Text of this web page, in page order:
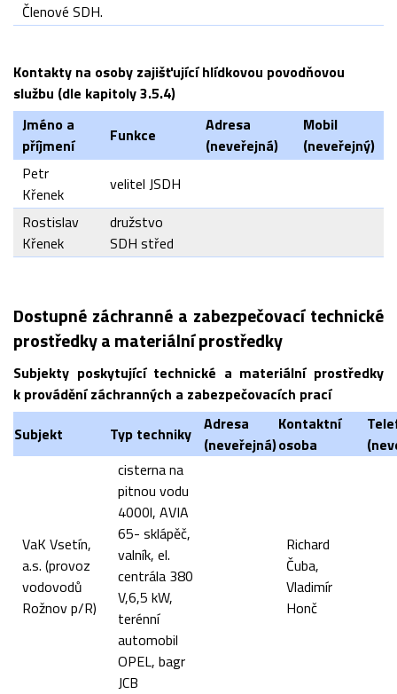
Členové SDH.
Kontakty na osoby zajišťující hlídkovou povodňovou
službu (dle kapitoly 3.5.4)
Jméno a
příjmení
Funkce
Adresa
(neveřejná)
Mobil
(neveřejný)
Petr
Křenek
velitel JSDH
Rostislav
Křenek
družstvo
SDH střed
Dostupné záchranné a zabezpečovací technické
prostředky a materiální prostředky
Subjekty poskytující technické a materiální prostředky
k provádění záchranných a zabezpečovacích prací
Subjekt
Typ techniky Adresa
(neveřejná)
Kontaktní
osoba
VaK Vsetín,
a.s. (provoz
vodovodů
Rožnov p/R)
cisterna na
pitnou vodu
4000l, AVIA
65- sklápěč,
valník, el.
centrála 380
V,6,5 kW,
terénní
automobil
OPEL, bagr
JCB
Richard
Čuba,
Vladimír
Honč